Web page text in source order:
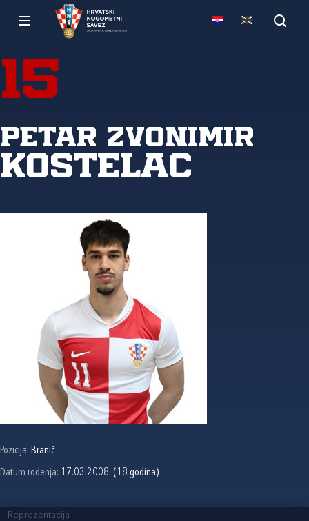
15
Petar Zvonimir
Kostelac
Pozicija: Branič
Datum rođenja: 17.03.2008. (18 godina)
Reprezentacija